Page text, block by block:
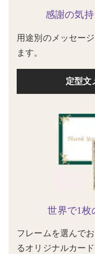
感謝の気
用途別のメッセー
ます。
定型文
世界で1枚
フレームを選んで
るオリジナルカード